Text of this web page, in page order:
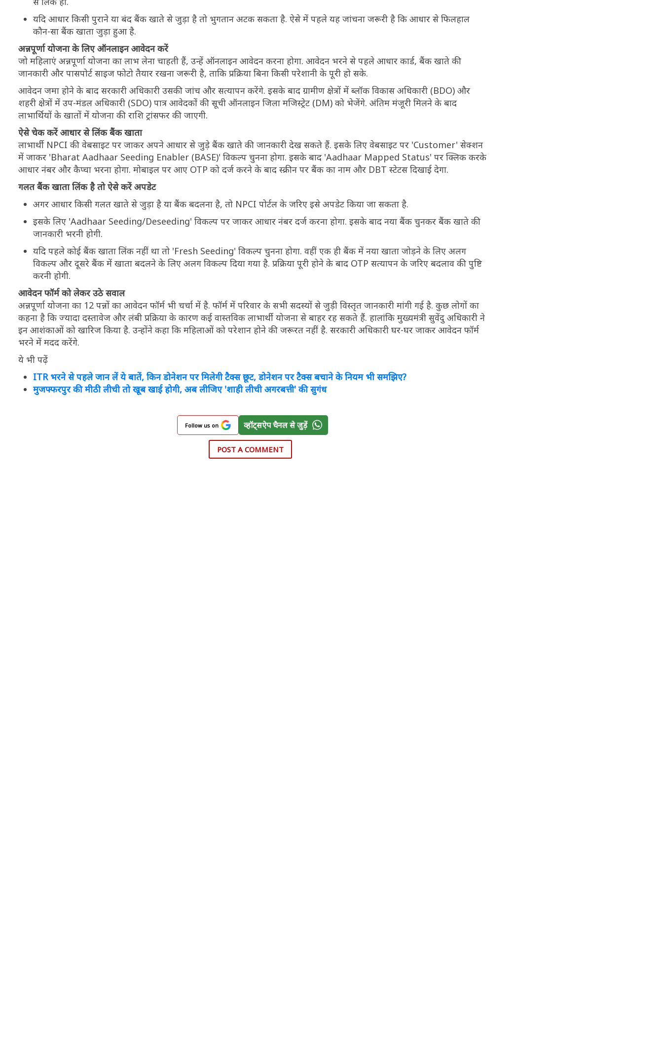
यदि आधार किसी पुराने या बंद बैंक खाते से जुड़ा है तो भुगतान अटक सकता है. ऐसे में पहले यह जांचना जरूरी है कि आधार से फिलहाल
कौन-सा बैंक खाता जुड़ा हुआ है.
अन्नपूर्णा योजना के लिए ऑनलाइन आवेदन करें
जो महिलाएं अन्नपूर्णा योजना का लाभ लेना चाहती हैं, उन्हें ऑनलाइन आवेदन करना होगा. आवेदन भरने से पहले आधार कार्ड, बैंक खाते की
जानकारी और पासपोर्ट साइज फोटो तैयार रखना जरूरी है, ताकि प्रक्रिया बिना किसी परेशानी के पूरी हो सके.
आवेदन जमा होने के बाद सरकारी अधिकारी उसकी जांच और सत्यापन करेंगे. इसके बाद ग्रामीण क्षेत्रों में ब्लॉक विकास अधिकारी (BDO) और
शहरी क्षेत्रों में उप-मंडल अधिकारी (SDO) पात्र आवेदकों की सूची ऑनलाइन जिला मजिस्ट्रेट (DM) को भेजेंगे. अंतिम मंजूरी मिलने के बाद
लाभार्थियों के खातों में योजना की राशि ट्रांसफर की जाएगी.
ऐसे चेक करें आधार से लिंक बैंक खाता
लाभार्थी NPCI की वेबसाइट पर जाकर अपने आधार से जुड़े बैंक खाते की जानकारी देख सकते हैं. इसके लिए वेबसाइट पर 'Customer' सेक्शन
में जाकर 'Bharat Aadhaar Seeding Enabler (BASE)' विकल्प चुनना होगा. इसके बाद 'Aadhaar Mapped Status' पर क्लिक करके
आधार नंबर और कैप्चा भरना होगा. मोबाइल पर आए OTP को दर्ज करने के बाद स्क्रीन पर बैंक का नाम और DBT स्टेटस दिखाई देगा.
गलत बैंक खाता लिंक है तो ऐसे करें अपडेट
अगर आधार किसी गलत खाते से जुड़ा है या बैंक बदलना है, तो NPCI पोर्टल के जरिए इसे अपडेट किया जा सकता है.
इसके लिए 'Aadhaar Seeding/Deseeding' विकल्प पर जाकर आधार नंबर दर्ज करना होगा. इसके बाद नया बैंक चुनकर बैंक खाते की
जानकारी भरनी होगी.
यदि पहले कोई बैंक खाता लिंक नहीं था तो 'Fresh Seeding' विकल्प चुनना होगा. वहीं एक ही बैंक में नया खाता जोड़ने के लिए अलग
विकल्प और दूसरे बैंक में खाता बदलने के लिए अलग विकल्प दिया गया है. प्रक्रिया पूरी होने के बाद OTP सत्यापन के जरिए बदलाव की पुष्टि
करनी होगी.
आवेदन फॉर्म को लेकर उठे सवाल
अन्नपूर्णा योजना का 12 पन्नों का आवेदन फॉर्म भी चर्चा में है. फॉर्म में परिवार के सभी सदस्यों से जुड़ी विस्तृत जानकारी मांगी गई है. कुछ लोगों का
कहना है कि ज्यादा दस्तावेज और लंबी प्रक्रिया के कारण कई वास्तविक लाभार्थी योजना से बाहर रह सकते हैं. हालांकि मुख्यमंत्री सुवेंदु अधिकारी ने
इन आशंकाओं को खारिज किया है. उन्होंने कहा कि महिलाओं को परेशान होने की जरूरत नहीं है. सरकारी अधिकारी घर-घर जाकर आवेदन फॉर्म
भरने में मदद करेंगे.
ये भी पढ़ें
ITR भरने से पहले जान लें ये बातें, किन डोनेशन पर मिलेगी टैक्स छूट, डोनेशन पर टैक्स बचाने के नियम भी समझिए?
मुजफ्फरपुर की मीठी लीची तो खूब खाई होगी, अब लीजिए 'शाही लीची अगरबत्ती' की सुगंध
Follow us on व्हॉट्सऐप चैनल से जुड़ें
POST A COMMENT